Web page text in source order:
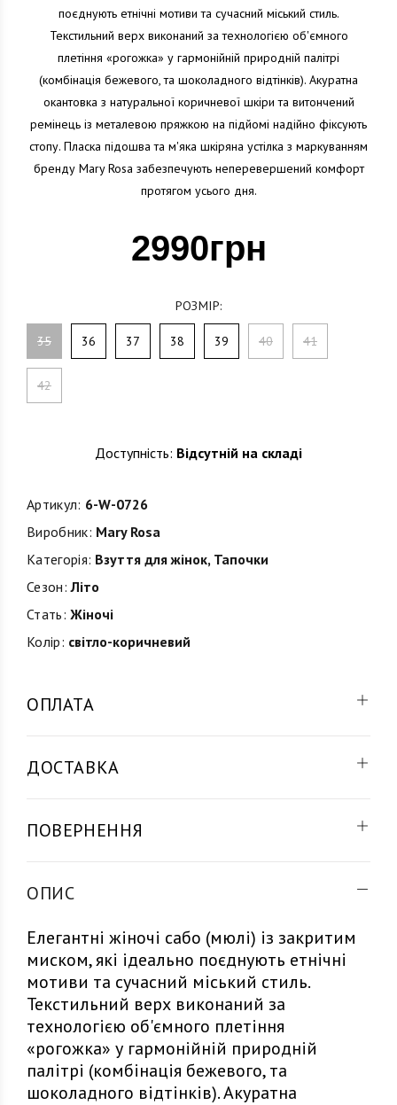
поєднують етнічні мотиви та сучасний міський стиль.
Текстильний верх виконаний за технологією об'ємного
плетіння «рогожка» у гармонійній природній палітрі
(комбінація бежевого, та шоколадного відтінків). Акуратна
окантовка з натуральної коричневої шкіри та витончений
ремінець із металевою пряжкою на підйомі надійно фіксують
стопу. Пласка підошва та м'яка шкіряна устілка з маркуванням
бренду Mary Rosa забезпечують неперевершений комфорт
протягом усього дня.
2990грн
РОЗМІР:
35 36 37 38 39 40 41
42
Доступність: Відсутній на складі
Артикул: 6-W-0726
Виробник: Mary Rosa
Категорія: Взуття для жінок, Тапочки
Сезон: Літо
Стать: Жіночі
Колір: світло-коричневий
ОПЛАТА
ДОСТАВКА
ПОВЕРНЕННЯ
ОПИС
Елегантні жіночі сабо (мюлі) із закритим
миском, які ідеально поєднують етнічні
мотиви та сучасний міський стиль.
Текстильний верх виконаний за
технологією об'ємного плетіння
«рогожка» у гармонійній природній
палітрі (комбінація бежевого, та
шоколадного відтінків). Акуратна